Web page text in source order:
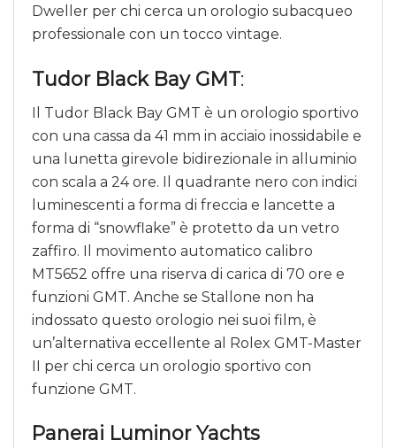
Dweller per chi cerca un orologio subacqueo
professionale con un tocco vintage.
Tudor Black Bay GMT:
Il Tudor Black Bay GMT è un orologio sportivo
con una cassa da 41 mm in acciaio inossidabile e
una lunetta girevole bidirezionale in alluminio
con scala a 24 ore. Il quadrante nero con indici
luminescenti a forma di freccia e lancette a
forma di “snowflake” è protetto da un vetro
zaffiro. Il movimento automatico calibro
MT5652 offre una riserva di carica di 70 ore e
funzioni GMT. Anche se Stallone non ha
indossato questo orologio nei suoi film, è
un’alternativa eccellente al Rolex GMT-Master
II per chi cerca un orologio sportivo con
funzione GMT.
Panerai Luminor Yachts